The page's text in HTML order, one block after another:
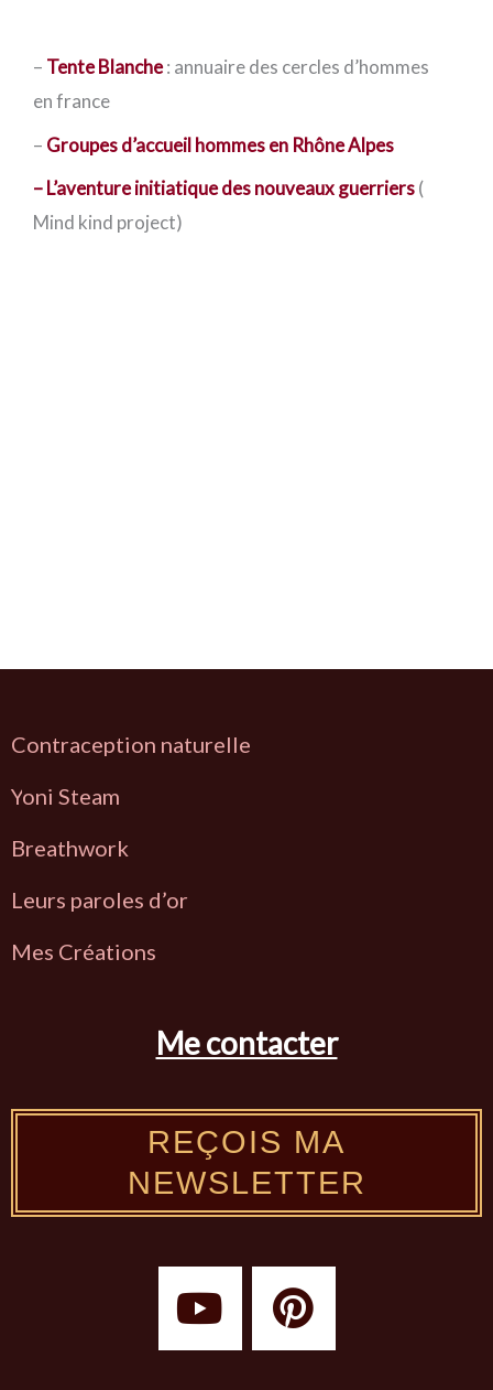
– Tente Blanche: annuaire des cercles d’hommes
en france
– Groupes d’accueil hommes en Rhône Alpes
–L’aventure initiatique des nouveaux guerriers(
Mind kind project)
Contraception naturelle
Yoni Steam
Breathwork
L eurs paroles d’or
Mes Créations
Me contacter
REÇOIS MA
NEWSLETTER
Y
o
u
P
i
n